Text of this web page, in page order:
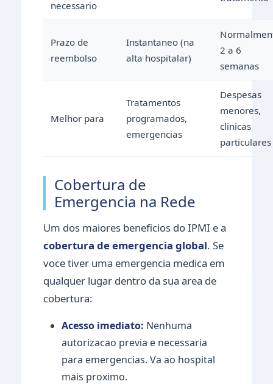
necessario
Prazo de
reembolso
Instantaneo (na
alta hospitalar)
2 a 6
semanas
Melhor para
Tratamentos
programados,
emergencias
Despesas
menores,
clinicas
particulares
Cobertura de
Emergencia na Rede
Um dos maiores beneficios do IPMI e a
cobertura de emergencia global. Se
voce tiver uma emergencia medica em
qualquer lugar dentro da sua area de
cobertura:
Acesso imediato: Nenhuma
autorizacao previa e necessaria
para emergencias. Va ao hospital
mais proximo.